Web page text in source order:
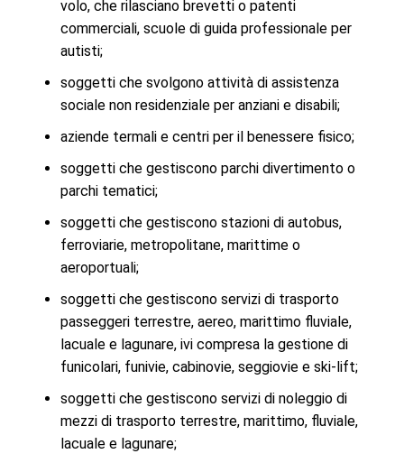
volo, che rilasciano brevetti o patenti
commerciali, scuole di guida professionale per
autisti;
soggetti che svolgono attività di assistenza
sociale non residenziale per anziani e disabili;
aziende termali e centri per il benessere fisico;
soggetti che gestiscono parchi divertimento o
parchi tematici;
soggetti che gestiscono stazioni di autobus,
ferroviarie, metropolitane, marittime o
aeroportuali;
soggetti che gestiscono servizi di trasporto
passeggeri terrestre, aereo, marittimo fluviale,
lacuale e lagunare, ivi compresa la gestione di
funicolari, funivie, cabinovie, seggiovie e ski-lift;
soggetti che gestiscono servizi di noleggio di
mezzi di trasporto terrestre, marittimo, fluviale,
lacuale e lagunare;